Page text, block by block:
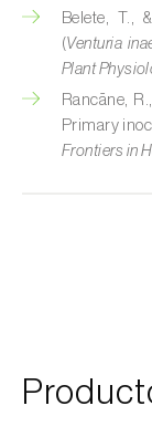
Belete, T.,
(Venturia
Plant
Rancāne,
Primary
Frontiers in